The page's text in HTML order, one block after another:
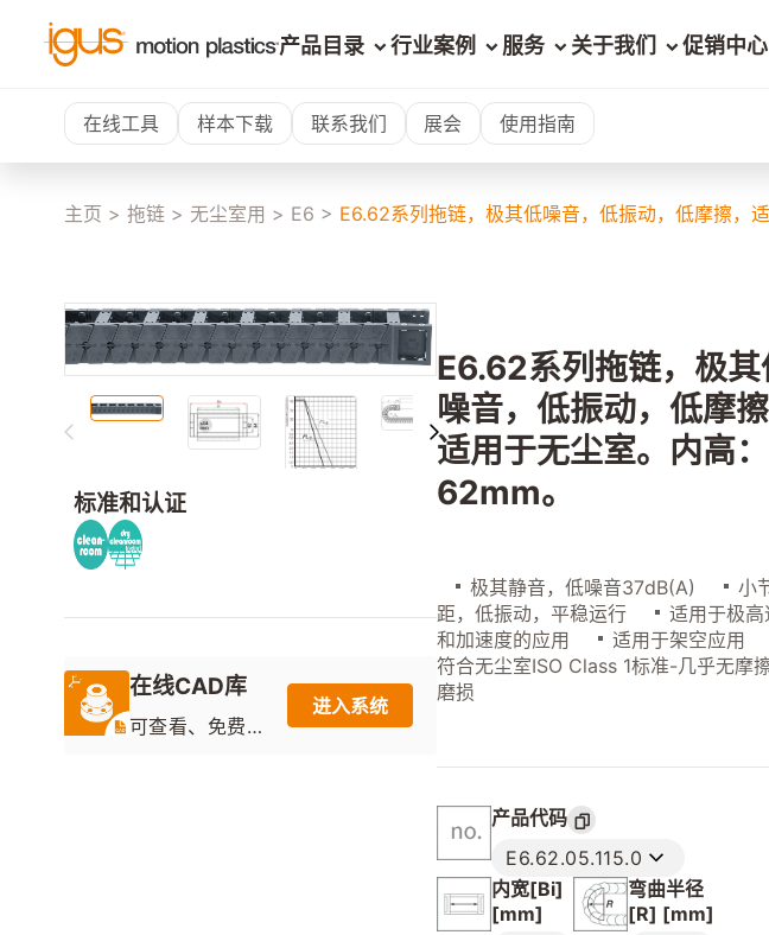
产品目录 行业案例 服务 关于我们 促销中心
在线工具 样本下载 联系我们 展会 使用指南
主页 > 拖链 > 无尘室用 > E6 > E6.62系列拖链，极其低噪音，低振动，低摩擦，
标准和认证
在线CAD库
可查看、免费
进入系统
E6.62系列拖链，极其
噪音，低振动，低摩擦
适用于无尘室。内高：
62mm。
极其静音，低噪音37dB(A)
小
距，低振动，平稳运行
适用于极高
和加速度的应用
适用于架空应用
符合无尘室ISO Class 1标准-几乎无摩
磨损
产品代码
E6.62.05.115.0
内宽[Bi]
[mm]
弯曲半径
[R] [mm]